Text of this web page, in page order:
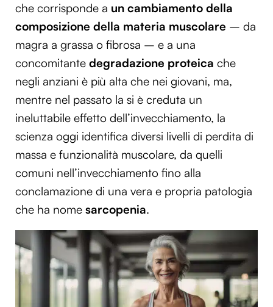
che corrisponde a un cambiamento della
composizione della materia muscolare – da
magra a grassa o fibrosa – e a una
concomitante degradazione proteica che
negli anziani è più alta che nei giovani, ma,
mentre nel passato la si è creduta un
ineluttabile effetto dell’invecchiamento, la
scienza oggi identifica diversi livelli di perdita di
massa e funzionalità muscolare, da quelli
comuni nell’invecchiamento fino alla
conclamazione di una vera e propria patologia
che ha nome sarcopenia.